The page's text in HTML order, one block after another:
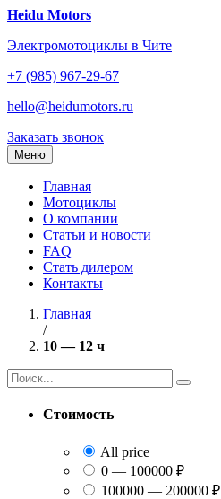
Перейти
содержанию
Heidu Motors
Электромотоциклы в Чите
+7 (985) 967-29-67
hello@heidumotors.ru
Заказать звонок
Меню
Главная
Мотоциклы
О компании
Статьи и новости
FAQ
Стать дилером
Контакты
Главная
/
10 — 12 ч
Найти:
Стоимость
All price
0 — 100000 ₽
100000 — 200000 ₽